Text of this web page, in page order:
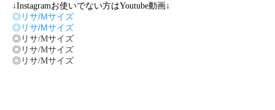
↓Instagramお使いでない方はYoutube動画↓
◎リサ/Mサイズ
◎リサ/Mサイズ
◎リサ/Mサイズ
◎リサ/Mサイズ
◎リサ/Mサイズ